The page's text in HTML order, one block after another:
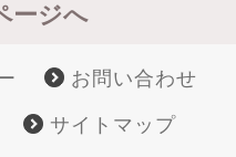
ージへ
お問い合わせ
サイトマップ